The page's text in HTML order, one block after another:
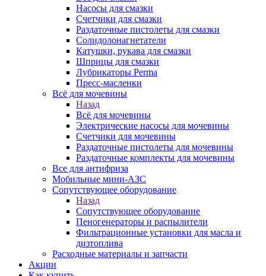
Насосы для смазки
Счетчики для смазки
Раздаточные пистолеты для смазки
Солидолонагнетатели
Катушки, рукава для смазки
Шприцы для смазки
Лубрикаторы Perma
Пресс-масленки
Всё для мочевины
Назад
Всё для мочевины
Электрические насосы для мочевины
Счетчики для мочевины
Раздаточные пистолеты для мочевины
Раздаточные комплекты для мочевины
Все для антифриза
Мобильные мини-АЗС
Сопутствующее оборудование
Назад
Сопутствующее оборудование
Пеногенераторы и распылители
Фильтрационные установки для масла и
дизтоплива
Расходные материалы и запчасти
Акции